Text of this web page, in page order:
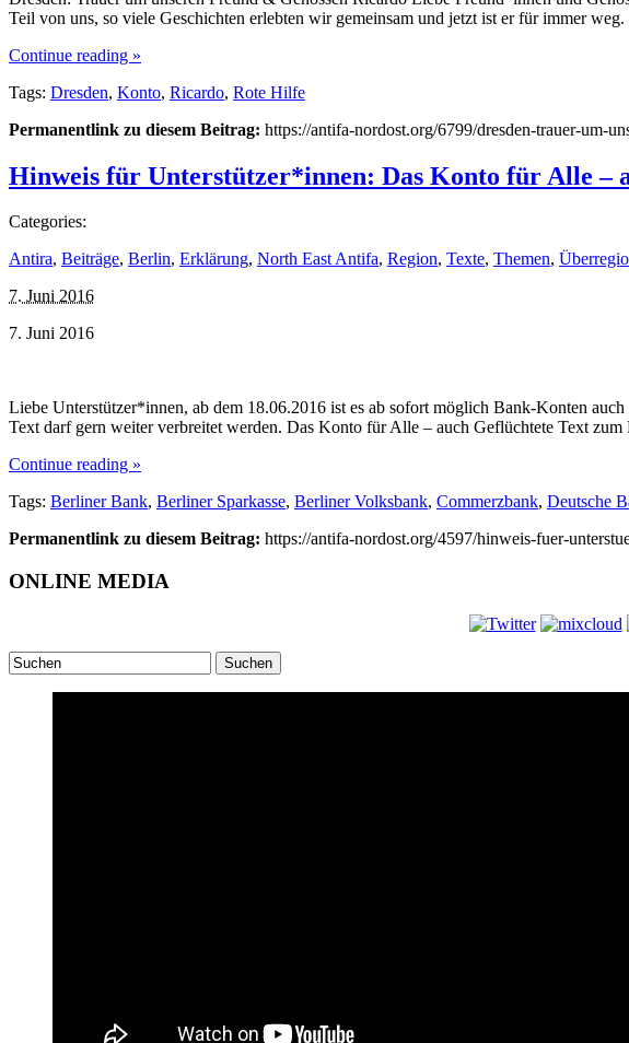
Teil von uns, so viele Geschichten erlebten wir gemeinsam und jetzt ist er für immer
Continue reading »
Tags: Dresden, Konto, Ricardo, Rote Hilfe
Permanentlink zu diesem Beitrag: https://antifa-nordost.org/6799/dresden-trauer-um-
Hinweis für Unterstützer*innen: Das Konto für Alle –
Categories:
Antira, Beiträge, Berlin, Erklärung, North East Antifa, Region, Texte, Themen,
7. Juni 2016
7. Juni 2016
Liebe Unterstützer*innen, ab dem 18.06.2016 ist es ab sofort möglich Bank-Konten
Text darf gern weiter verbreitet werden. Das Konto für Alle – auch Geflüchtete Text
Continue reading »
Tags: Berliner Bank, Berliner Sparkasse, Berliner Volksbank, Commerzbank, Deutsche
Permanentlink zu diesem Beitrag: https://antifa-nordost.org/4597/hinweis-fuer-
ONLINE MEDIA
Suchen